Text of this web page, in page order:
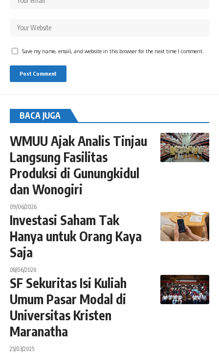
Save my name, email, and website in this browser for the next time I comment.
BACA JUGA
WMUU Ajak Analis Tinjau
Langsung Fasilitas
Produksi di Gunungkidul
dan Wonogiri
09/06/2026
Investasi Saham Tak
Hanya untuk Orang Kaya
Saja
08/06/2026
SF Sekuritas Isi Kuliah
Umum Pasar Modal di
Universitas Kristen
Maranatha
25/03/2025